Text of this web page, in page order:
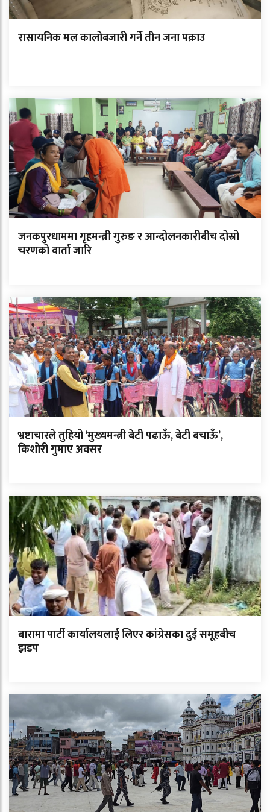
रासायनिक मल कालोबजारी गर्ने तीन जना पक्राउ
जनकपुरधाममा गृहमन्त्री गुरुङ र आन्दोलनकारीबीच दोस्रो
चरणको वार्ता जारि
भ्रष्टाचारले तुहियो ‘मुख्यमन्त्री बेटी पढाऊँ, बेटी बचाऊँ’,
किशोरी गुमाए अवसर
बारामा पार्टी कार्यालयलाई लिएर कांग्रेसका दुई समूहबीच
झडप